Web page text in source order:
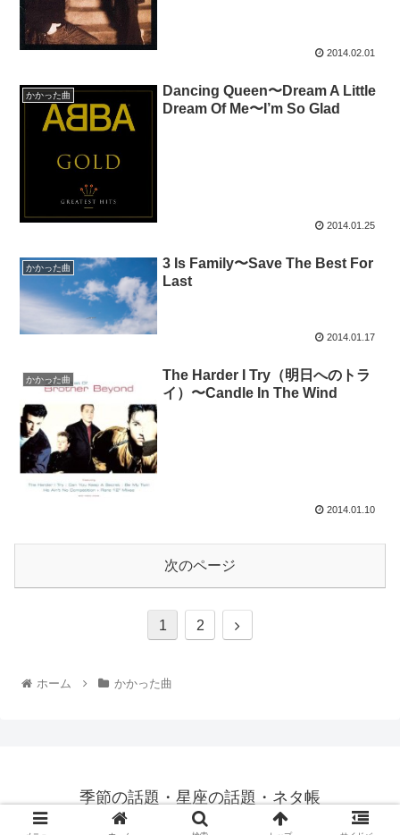
2014.02.01
かかった曲
Dancing Queen〜Dream A Little
Dream Of Me〜I’m So Glad
2014.01.25
かかった曲
3 Is Family〜Save The Best For
Last
2014.01.17
かかった曲
The Harder I Try（明日へのトラ
イ）〜Candle In The Wind
2014.01.10
次のページ
1 2
ホーム かかった曲
季節の話題・星座の話題・ネタ帳
© 2013 季節の話題 ネタ帳／ privacy policy